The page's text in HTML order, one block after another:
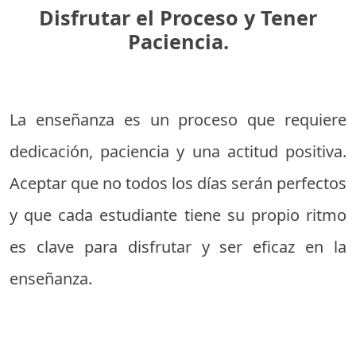
Disfrutar el Proceso y Tener
Paciencia.
La enseñanza es un proceso que requiere
dedicación, paciencia y una actitud positiva.
Aceptar que no todos los días serán perfectos
y que cada estudiante tiene su propio ritmo
es clave para disfrutar y ser eficaz en la
enseñanza.